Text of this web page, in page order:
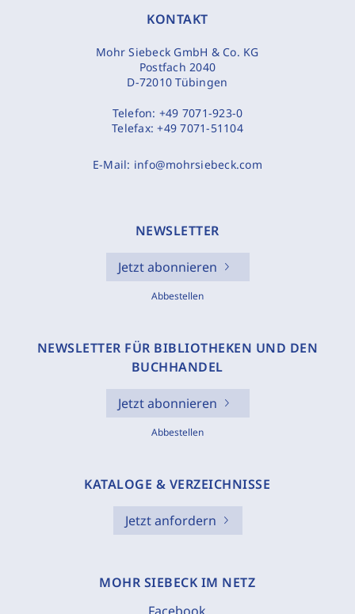
KONTAKT
Mohr Siebeck GmbH & Co. KG
Postfach 2040
D-72010 Tübingen
Telefon: +49 7071-923-0
Telefax:+49 7071-51104
E-Mail: info@mohrsiebeck.com
NEWSLETTER
Jetzt abonnieren
Abbestellen
NEWSLETTER FÜR BIBLIOTHEKEN UND DEN
BUCHHANDEL
Jetzt abonnieren
Abbestellen
KATALOGE & VERZEICHNISSE
Jetzt anfordern
MOHR SIEBECK IM NETZ